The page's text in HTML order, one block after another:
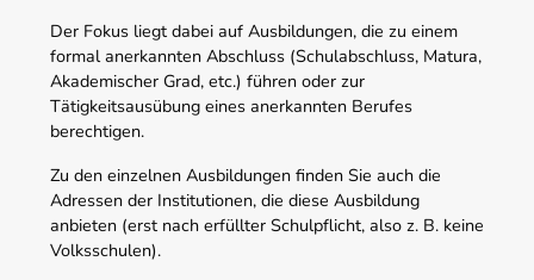
Der Fokus liegt dabei auf Ausbildungen, die zu einem
formal anerkannten Abschluss (Schulabschluss, Matura,
Akademischer Grad, etc.) führen oder zur
Tätigkeitsausübung eines anerkannten Berufes
berechtigen.
Zu den einzelnen Ausbildungen finden Sie auch die
Adressen der Institutionen, die diese Ausbildung
anbieten (erst nach erfüllter Schulpflicht, also z. B. keine
Volksschulen).